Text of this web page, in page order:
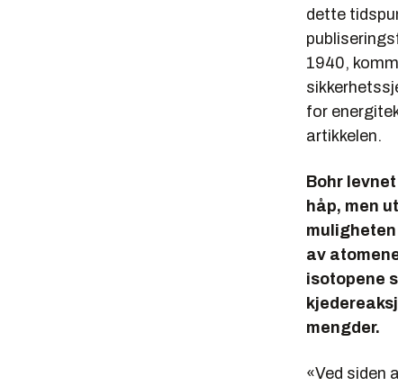
dette
1940,
for
artikkelen.
Bohr
håp, men
av
isotopene
mengder.
«Ved siden